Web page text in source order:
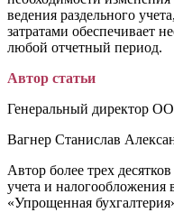
ведения раздельного
затратами обеспечивает
любой отчетный период.
Автор статьи
Генеральный директор
Вагнер Станислав
Автор более трех
учета и налогообложения
«Упрощенная